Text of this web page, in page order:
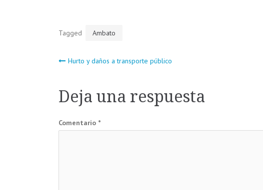
Tagged Ambato
Navegación
de
entradas
Hurto y daños a transporte público
Deja una respuesta
Comentario *